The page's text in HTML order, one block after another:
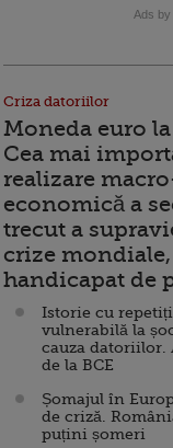
Ads
Criza datoriilor
Moneda euro
Cea mai
realizare
economică a
trecut a
crize
handicapat de
Istorie cu
vulnerabilă la
cauza
de la BCE
Șomajul în
de criză.
puțini șomeri